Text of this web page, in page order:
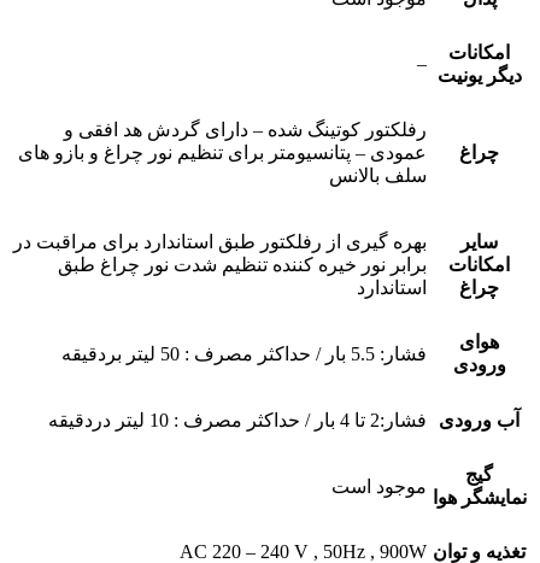
امکانات
دیگر یونیت
–
چراغ
رفلکتور کوتینگ شده – دارای گردش هد افقی و
عمودی – پتانسیومتر برای تنظیم نور چراغ و بازو های
سلف بالانس
سایر
امکانات
چراغ
بهره گیری از رفلکتور طبق استاندارد برای مراقبت در
برابر نور خیره کننده تنظیم شدت نور چراغ طبق
استاندارد
هوای
ورودی
فشار: 5.5 بار / حداکثر مصرف : 50 لیتر بردقیقه
آب ورودی فشار:2 تا 4 بار / حداکثر مصرف : 10 لیتر دردقیقه
گیج
نمایشگر هوا
موجود است
تغذیه و توان AC 220 – 240 V , 50Hz , 900W